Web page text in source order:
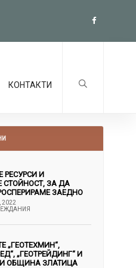
КОНТАКТИ
РЕСУРСИ И
ЗА ДА
ЗАЕДНО
2022
„ГЕОТЕХМИН“,
„ГЕОТРЕЙДИНГ“ И
И ОБЩИНА ЗЛАТИЦА